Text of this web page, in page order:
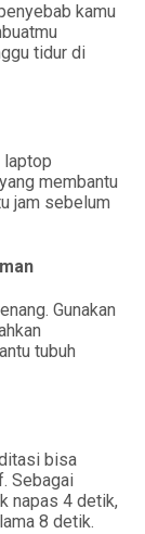
kamu
tidur di
laptop
membantu
jam sebelum
Gunakan
tubuh
bisa
Sebagai
napas 4 detik,
8 detik.